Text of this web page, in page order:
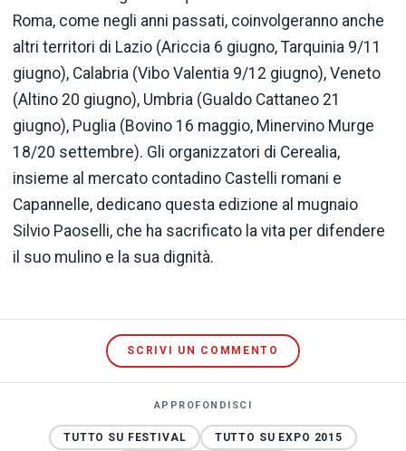
Roma, come negli anni passati, coinvolgeranno anche
altri territori di Lazio (Ariccia 6 giugno, Tarquinia 9/11
giugno), Calabria (Vibo Valentia 9/12 giugno), Veneto
(Altino 20 giugno), Umbria (Gualdo Cattaneo 21
giugno), Puglia (Bovino 16 maggio, Minervino Murge
18/20 settembre). Gli organizzatori di Cerealia,
insieme al mercato contadino Castelli romani e
Capannelle, dedicano questa edizione al mugnaio
Silvio Paoselli, che ha sacrificato la vita per difendere
il suo mulino e la sua dignità.
SCRIVI UN COMMENTO
APPROFONDISCI
TUTTO SU FESTIVAL
TUTTO SU EXPO 2015